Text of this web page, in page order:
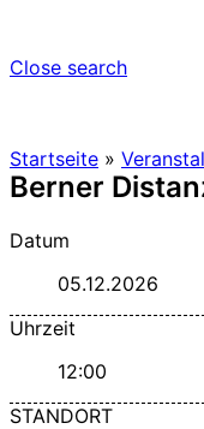
Close search
Startseite »
Berner
Datum
05.12.2026
Uhrzeit
12:00
STANDORT